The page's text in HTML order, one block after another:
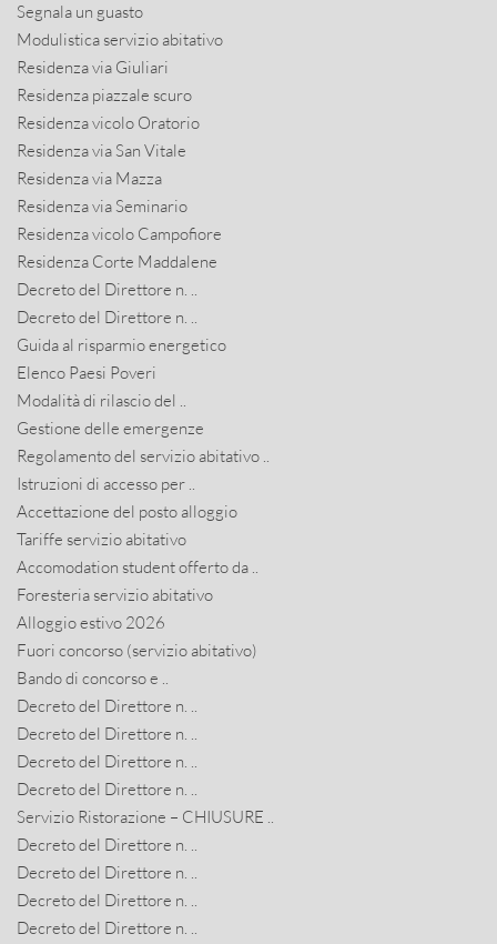
Segnala un guasto
Modulistica servizio abitativo
Residenza via Giuliari
Residenza piazzale scuro
Residenza vicolo Oratorio
Residenza via San Vitale
Residenza via Mazza
Residenza via Seminario
Residenza vicolo Campofiore
Residenza Corte Maddalene
Decreto del Direttore n. ..
Decreto del Direttore n. ..
Guida al risparmio energetico
Elenco Paesi Poveri
Modalità di rilascio del ..
Gestione delle emergenze
Regolamento del servizio abitativo ..
Istruzioni di accesso per ..
Accettazione del posto alloggio
Tariffe servizio abitativo
Accomodation student offerto da ..
Foresteria servizio abitativo
Alloggio estivo 2026
Fuori concorso (servizio abitativo)
Bando di concorso e ..
Decreto del Direttore n. ..
Decreto del Direttore n. ..
Decreto del Direttore n. ..
Decreto del Direttore n. ..
Servizio Ristorazione – CHIUSURE ..
Decreto del Direttore n. ..
Decreto del Direttore n. ..
Decreto del Direttore n. ..
Decreto del Direttore n. ..